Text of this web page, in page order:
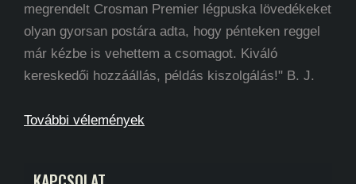
megrendelt Crosman Premier légpuska lövedékeket
olyan gyorsan postára adta, hogy pénteken reggel
már kézbe is vehettem a csomagot. Kiváló
kereskedői hozzáállás, példás kiszolgálás!" B. J.
További vélemények